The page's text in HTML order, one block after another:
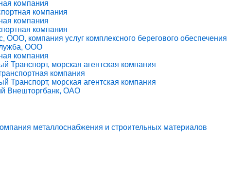
компания
компания
компания
компания
компания услуг комплексного берегового обеспечения
ООО
компания
Транспорт, морская агентская компания
компания
Транспорт, морская агентская компания
Внешторгбанк, ОАО
металлоснабжения и строительных материалов